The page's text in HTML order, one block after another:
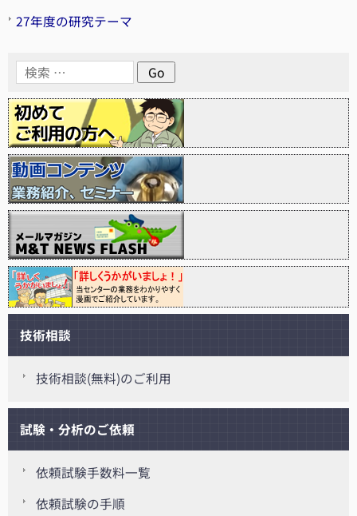
27年度の研究テーマ
技術相談
技術相談(無料)のご利用
試験・分析のご依頼
依頼試験手数料一覧
依頼試験の手順